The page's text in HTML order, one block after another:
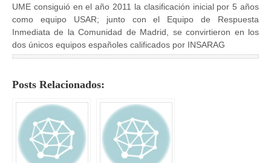
UME consiguió en el año 2011 la clasificación inicial por 5 años
como equipo USAR; junto con el Equipo de Respuesta
Inmediata de la Comunidad de Madrid, se convirtieron en los
dos únicos equipos españoles calificados por INSARAG
Posts Relacionados: